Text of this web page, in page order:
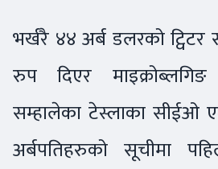
भर्खरै ४४ अर्ब डलरको ट्विटर
रुप दिएर
सम्हालेका टेस्लाका सीईओ
अर्बपतिहरुको सूचीमा